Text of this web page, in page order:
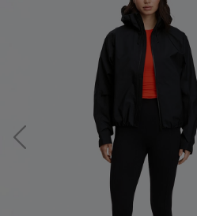
スプリングコレクション
FW26コレクション
サマー 26 コレクション
サマー 26 コレクション
日本限定モデル
スノーグース
メイドインジャパンTシ
FW26コレクション
サマー 26 コレクション
サマー 26 コレクション
日本限定モデル
スノーグース
メイドインジャパンTシ
ユース（6＋歳)
コレクション
CANADA GOOSE
ウェアの下取り・再
品の価値を受け継いで
アーカイブの希少な
詳